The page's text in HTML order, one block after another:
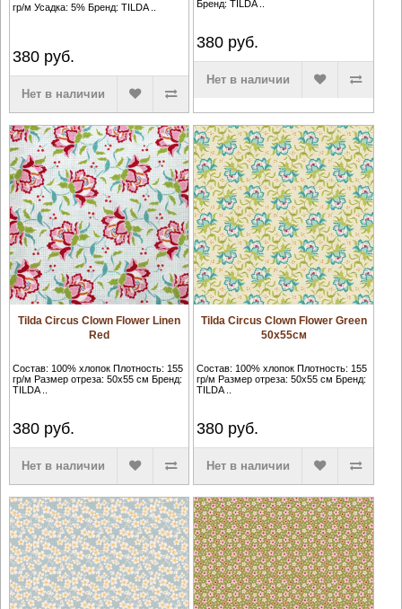
гр/м Усадка: 5% Бренд: TILDA ..
380руб.
Нет в наличии
Бренд: TILDA ..
380 руб.
Нет в наличии
Tilda Circus Clown Flower Linen
Red
Состав: 100% хлопок Плотность: 155
гр/м Размер отреза: 50х55 см Бренд:
TILDA ..
380руб.
Нет в наличии
Tilda Circus Clown Flower Green
50x55см
Состав: 100% хлопок Плотность: 155
гр/м Размер отреза: 50х55 см Бренд:
TILDA ..
380 руб.
Нет в наличии